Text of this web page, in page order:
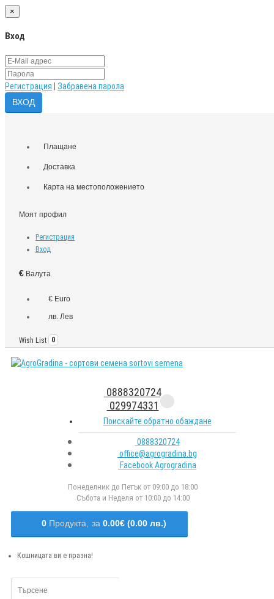
×
Вход
Регистрация Забравена парола
Плащане
Доставка
Карта на местоположението
Моят профил
Регистрация
Вход
€ Валута
€ Euro
лв. Лев
Wish List 0
0888320724
029974331
Поискайте обратно обаждане
0888320724
office@agrogradina.bg
Facebook Agrogradina
Понеделник до Петък от 09:00 до 18:00
Събота и Неделя от 10:00 до 14:00
0 Продукта, за 0.00€ (0.00 лв.)
Кошницата ви е празна!